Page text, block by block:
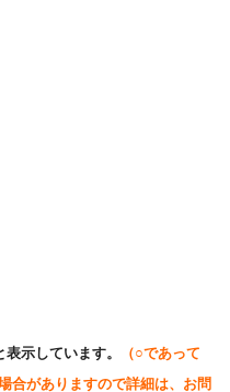
示しています。
（○であって
合がありますので詳細は、お問